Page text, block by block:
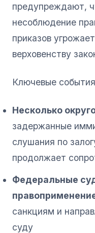
предупреждают,
несоблюдение
приказов
верховенству
Ключевые
Несколько
задержанные
слушания по
продолжает
Федеральные
санкциям и
суду